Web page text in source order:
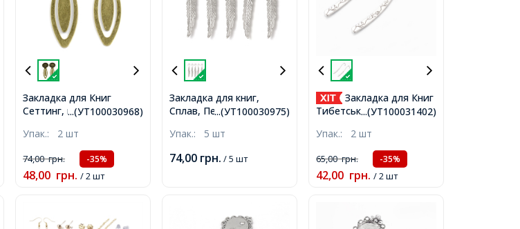
...(УТ100030968)
Закладка для Книг
Сеттинг, під Кабошон,
78х58х3мм, Платформа
Упак.: 2 шт
74,00грн. -35%
48,00 грн. / 2 шт
...(УТ100030975)
Закладка для книг,
Сплав, Перо, Колір:
79x13x2.5мм, Отвір 2мм,
Упак.: 5 шт
74,00 грн. / 5 шт
...(УТ100031402)
Закладка для Книг
Тибетський Стиль
Античне Срібло,
120х22х2.5мм, Отвір 3мм
Упак.: 2 шт
65,00грн. -35%
42,00 грн. / 2 шт